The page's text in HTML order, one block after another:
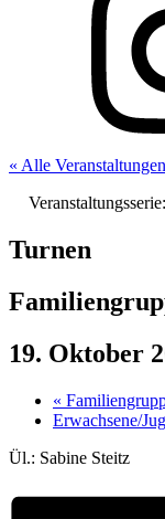
« Alle Veranstaltungen
Veranstaltungsserie:
Turnen
19. Oktober
«
Erwachsene/
Ül.: Sabine Steitz